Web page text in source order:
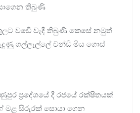
තිබුණි
වඩෙි වැදී තිබුණි කෙසේ නමුත්
ගල්ලෑල්ලේ චන්ඩි මිය ගොස්
ප්‍රදේශයේ දී රජයේ රක්ෂිතයක්
මළ සිරුරක් සොයා ගෙන